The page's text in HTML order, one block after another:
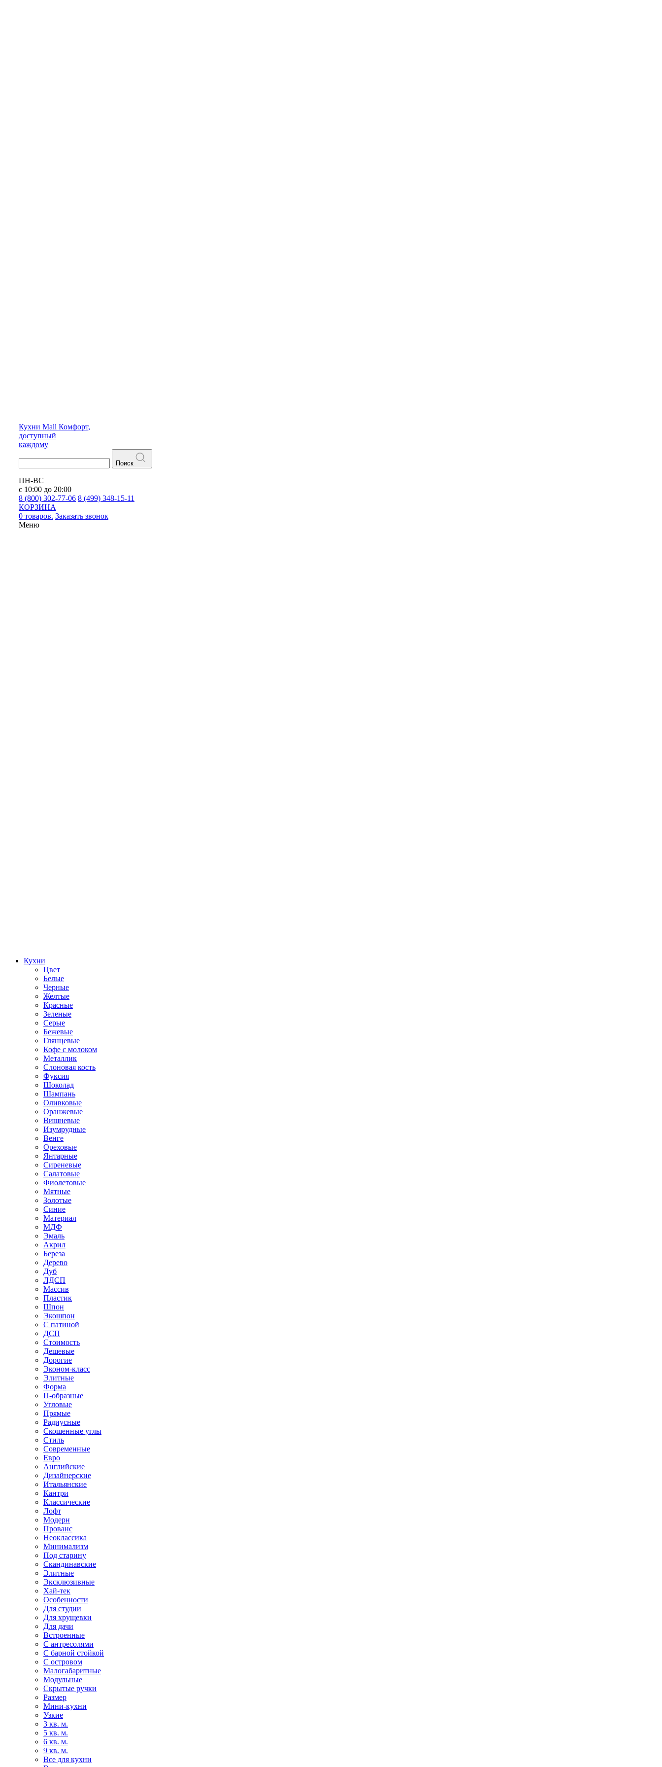
Кухни Mall Комфорт,
доступный
каждому
Поиск
ПН-ВС
с 10:00 до 20:00
8 (800) 302-77-06 8 (499) 348-15-11
КОРЗИНА
0 товаров. Заказать звонок
Меню
Кухни
Цвет
Белые
Черные
Желтые
Красные
Зеленые
Серые
Бежевые
Глянцевые
Кофе с молоком
Металлик
Слоновая кость
Фуксия
Шоколад
Шампань
Оливковые
Оранжевые
Вишневые
Изумрудные
Венге
Ореховые
Янтарные
Сиреневые
Салатовые
Фиолетовые
Мятные
Золотые
Синие
Материал
МДФ
Эмаль
Акрил
Береза
Дерево
Дуб
ЛДСП
Массив
Пластик
Шпон
Экошпон
С патиной
ДСП
Стоимость
Дешевые
Дорогие
Эконом-класс
Элитные
Форма
П-образные
Угловые
Прямые
Радиусные
Скошенные углы
Стиль
Современные
Евро
Английские
Дизайнерские
Итальянские
Кантри
Классические
Лофт
Модерн
Прованс
Неоклассика
Минимализм
Под старину
Скандинавские
Элитные
Эксклюзивные
Хай-тек
Особенности
Для студии
Для хрущевки
Для дачи
Встроенные
С антресолями
С барной стойкой
С островом
Малогабаритные
Модульные
Скрытые ручки
Размер
Мини-кухни
Узкие
3 кв. м.
5 кв. м.
6 кв. м.
9 кв. м.
Все для кухни